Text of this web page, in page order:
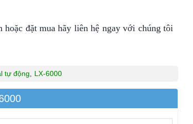
đặt mua hãy liên hệ ngay với chúng tôi
tự động LX-6000